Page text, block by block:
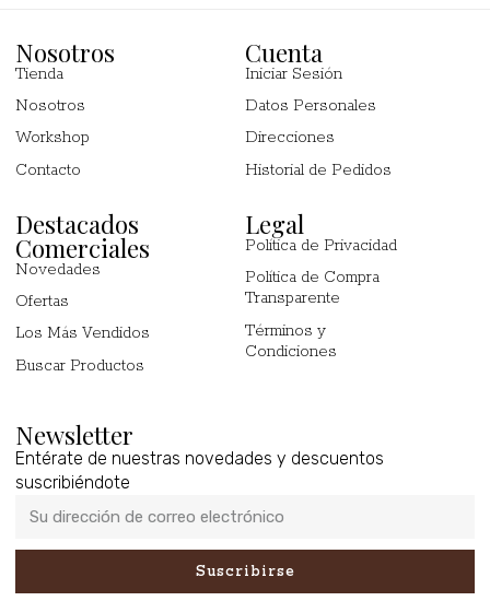
Nosotros
Tienda
Nosotros
Workshop
Contacto
Cuenta
Iniciar Sesión
Datos Personales
Direcciones
Historial de Pedidos
Destacados
Comerciales
Novedades
Ofertas
Los Más Vendidos
Buscar Productos
Legal
Política de Privacidad
Política de Compra
Transparente
Términos y
Condiciones
Newsletter
Entérate de nuestras novedades y descuentos
suscribiéndote
Suscribirse